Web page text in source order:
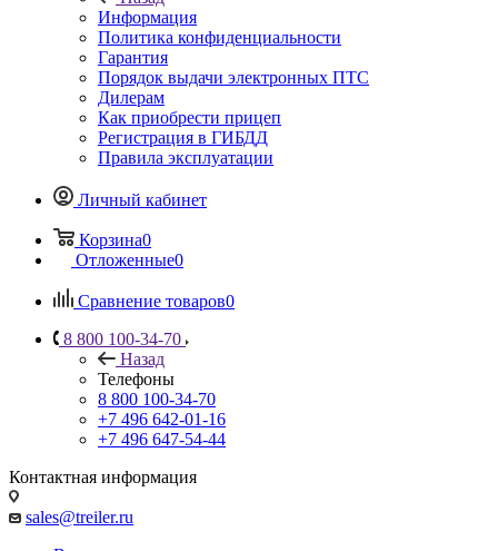
Информация
Политика конфиденциальности
Гарантия
Порядок выдачи электронных ПТС
Дилерам
Как приобрести прицеп
Регистрация в ГИБДД
Правила эксплуатации
Личный кабинет
Корзина0
Отложенные0
Сравнение товаров0
8 800 100-34-70
Назад
Телефоны
8 800 100-34-70
+7 496 642-01-16
+7 496 647-54-44
Контактная информация
sales@treiler.ru